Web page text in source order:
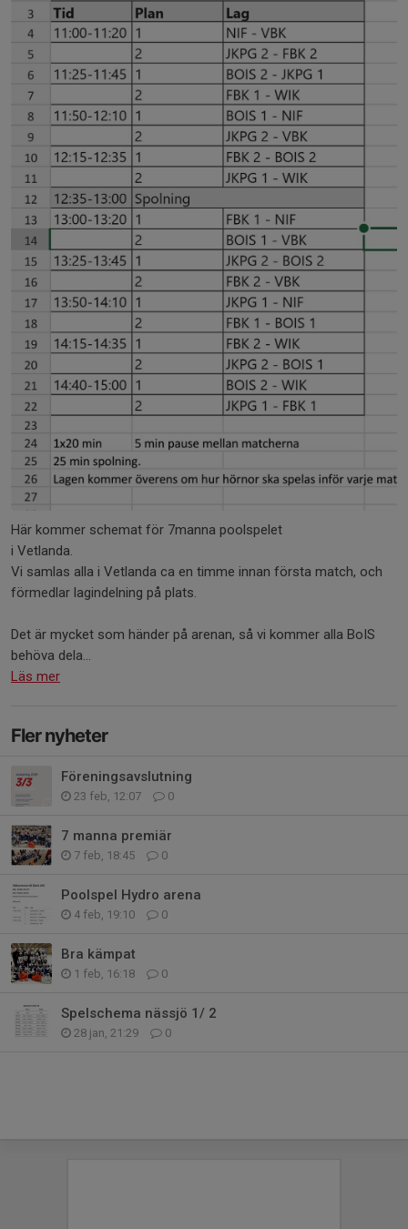
Här kommer schemat för 7manna poolspelet
i Vetlanda.
Vi samlas alla i Vetlanda ca en timme innan första match, och
förmedlar lagindelning på plats.
Det är mycket som händer på arenan, så vi kommer alla BoIS
behöva dela...
Läs mer
Fler nyheter
Föreningsavslutning
23 feb, 12:07 0
7 manna premiär
7 feb, 18:45 0
Poolspel Hydro arena
4 feb, 19:10 0
Bra kämpat
1 feb, 16:18 0
Spelschema nässjö 1/ 2
28 jan, 21:29 0